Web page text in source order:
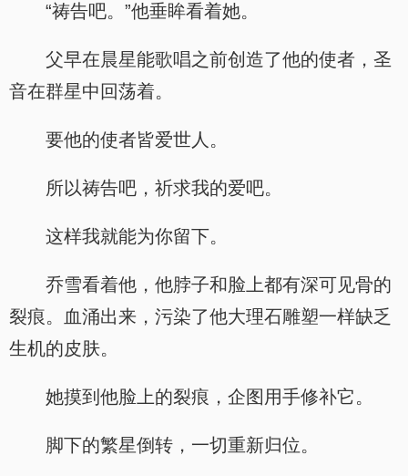
“祷告吧。”他垂眸看着她。
父早在晨星能歌唱之前创造了他的使者，圣
音在群星中回荡着。
要他的使者皆爱世人。
所以祷告吧，祈求我的爱吧。
这样我就能为你留下。
乔雪看着他，他脖子和脸上都有深可见骨的
裂痕。血涌出来，污染了他大理石雕塑一样缺乏
生机的皮肤。
她摸到他脸上的裂痕，企图用手修补它。
脚下的繁星倒转，一切重新归位。